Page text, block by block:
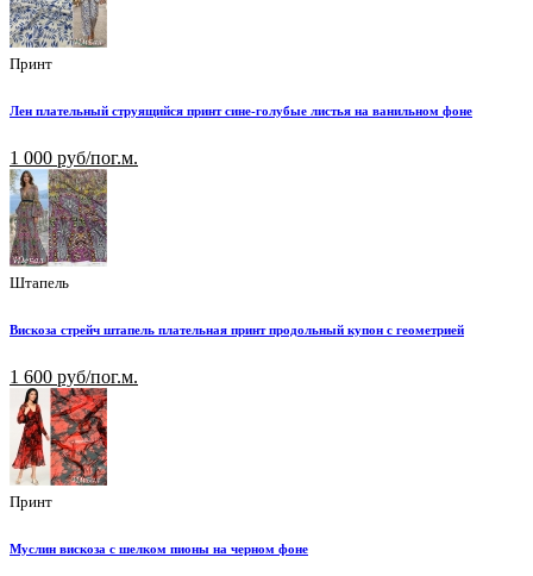
Принт
Лен плательный струящийся принт сине-голубые листья на ванильном фоне
1 000 руб/пог.м.
Штапель
Вискоза стрейч штапель плательная принт продольный купон с геометрией
1 600 руб/пог.м.
Принт
Муслин вискоза с шелком пионы на черном фоне